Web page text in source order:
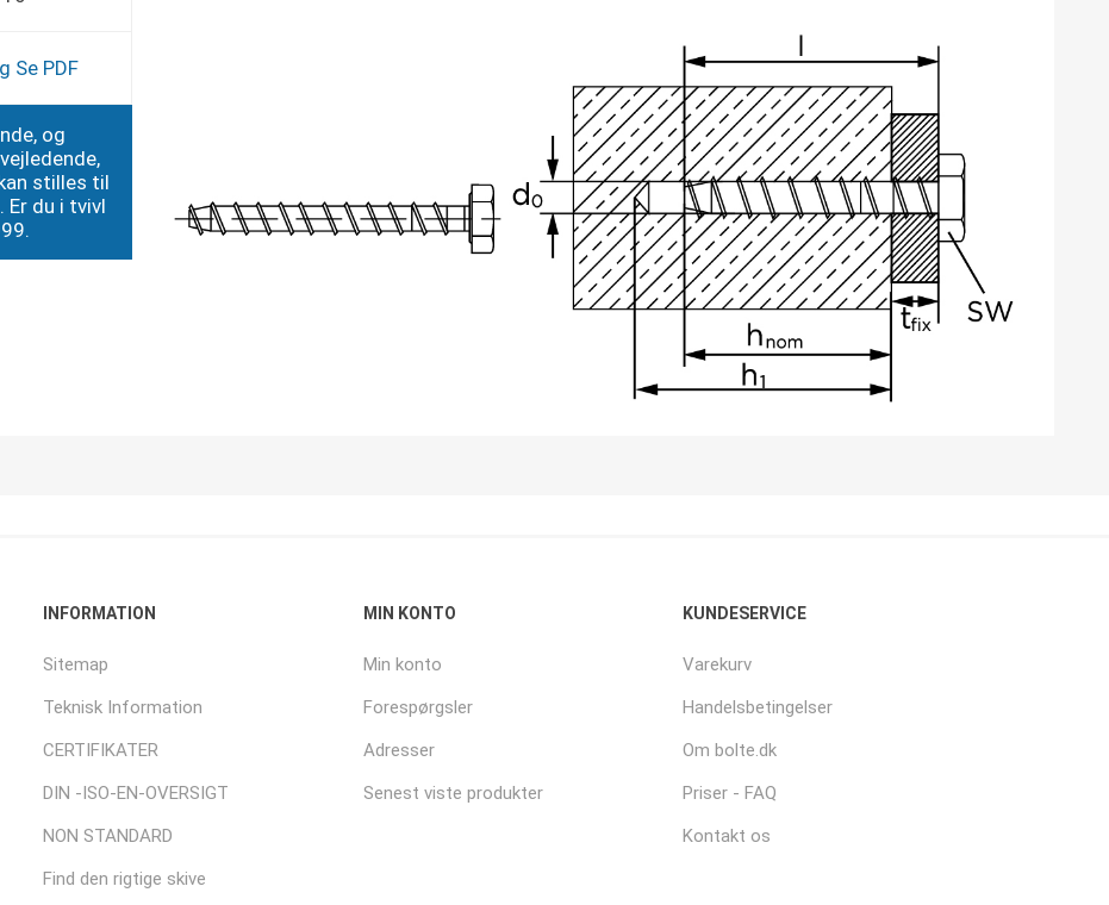
Se PDF
og
stilles til
Er du i tvivl
INFORMATION
Sitemap
Teknisk Information
CERTIFIKATER
DIN -ISO-EN-OVERSIGT
NON STANDARD
Find den rigtige skive
MIN KONTO
Min konto
Forespørgsler
Adresser
Senest viste produkter
KUNDESERVICE
Varekurv
Handelsbetingelser
Om bolte.dk
Priser - FAQ
Kontakt os